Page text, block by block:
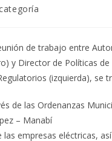
de trabajo entre
y Director de Políticas
(izquierda), se
de las Ordenanzas
– Manabí
empresas eléctricas,